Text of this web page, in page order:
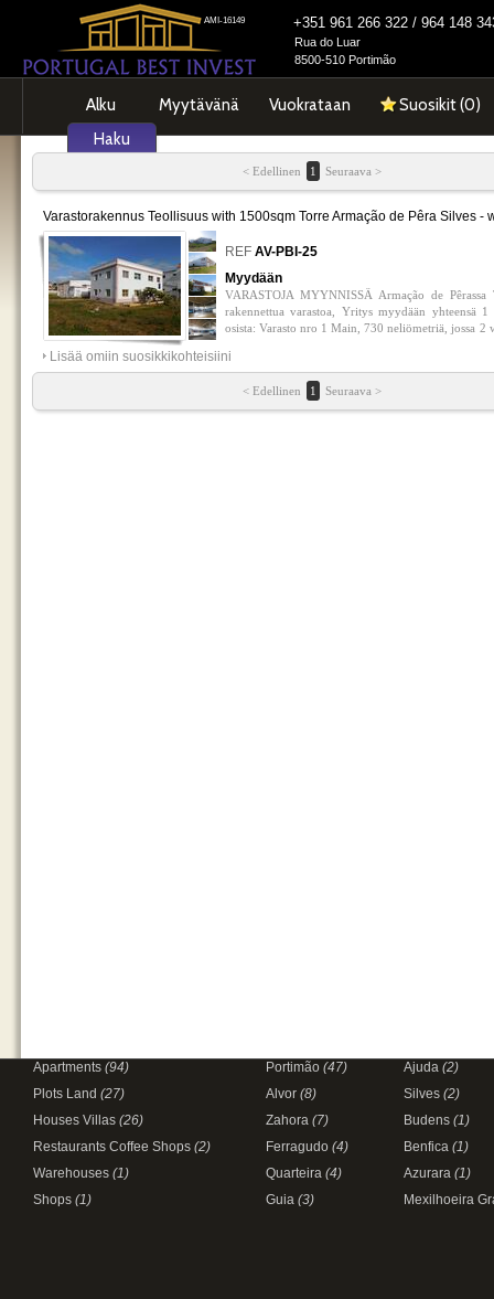
AMI-16149 +351 961 266 322 / 964 148
Rua do Luar
8500-510 Portimão
Alku Myytävänä Vuokrataan Suosikit (0)
Haku
< Edellinen 1 Seuraava >
Varastorakennus Teollisuus with 1500sqm Torre Armação de Pêra Silves -
0
REF AV-PBI-25
Myydään
VARASTOJA MYYNNISSÄ Armação de
rakennettua varastoa, Yritys myydään yhteensä
osista: Varasto nro 1 Main, 730 neliömetriä, jossa
neliömetriä, 1 toimisto, 1 hissilaatikko valmiiksi
huipulle 5 muuta makuuhuonetta, 1 erittäin
kylpyhuonetta ja erittäin suuri oleskelutila,
alakerrassa, 1 keittiö ja ylhäällä sama 290
Lisää omiin suosikkikohteisiini
< Edellinen 1 Seuraava >
Apartments (94)
Plots Land (27)
Houses Villas (26)
Restaurants Coffee Shops (2)
Warehouses (1)
Shops (1)
Portimão (47)
Alvor (8)
Zahora (7)
Ferragudo (4)
Quarteira (4)
Guia (3)
Ajuda (2)
Silves (2)
Budens (1)
Benfica (1)
Azurara (1)
Mexilhoeira